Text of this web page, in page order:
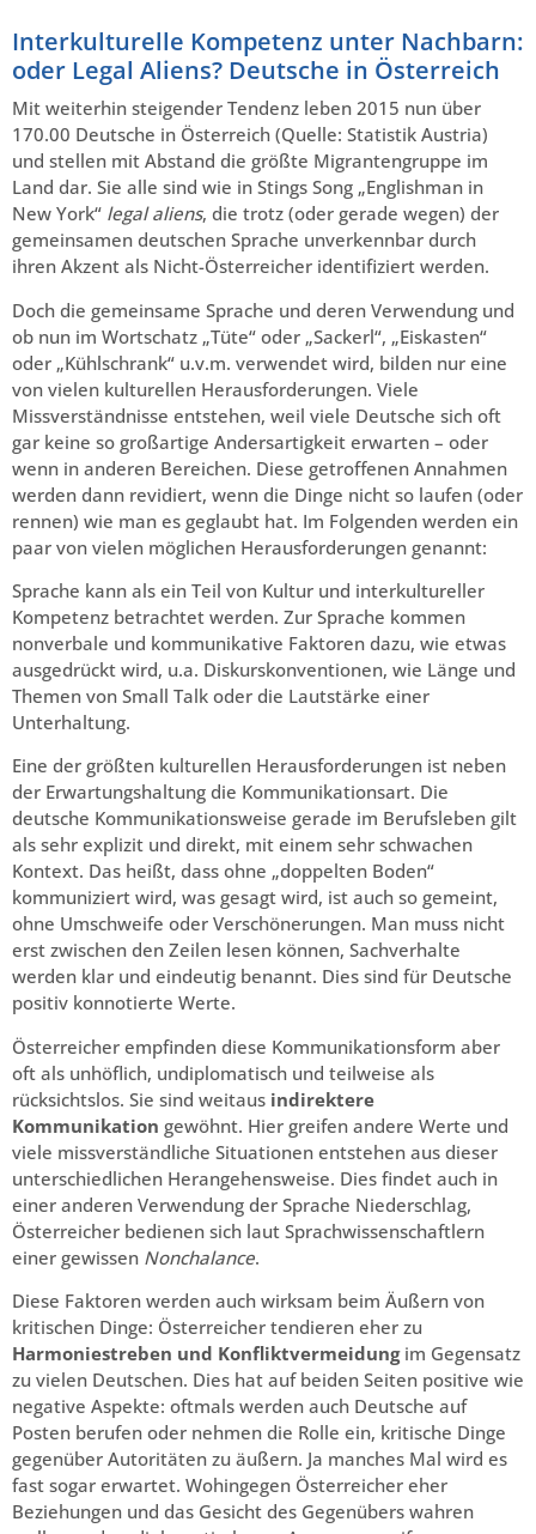
Interkulturelle Kompetenz unter Nachbarn:
oder Legal Aliens? Deutsche in Österreich
Mit weiterhin steigender Tendenz leben 2015 nun über
170.00 Deutsche in Österreich (Quelle: Statistik Austria)
und stellen mit Abstand die größte Migrantengruppe im
Land dar. Sie alle sind wie in Stings Song „Englishman in
New York“ legal aliens, die trotz (oder gerade wegen) der
gemeinsamen deutschen Sprache unverkennbar durch
ihren Akzent als Nicht-Österreicher identifiziert werden.
Doch die gemeinsame Sprache und deren Verwendung und
ob nun im Wortschatz „Tüte“ oder „Sackerl“, „Eiskasten“
oder „Kühlschrank“ u.v.m. verwendet wird, bilden nur eine
von vielen kulturellen Herausforderungen. Viele
Missverständnisse entstehen, weil viele Deutsche sich oft
gar keine so großartige Andersartigkeit erwarten – oder
wenn in anderen Bereichen. Diese getroffenen Annahmen
werden dann revidiert, wenn die Dinge nicht so laufen (oder
rennen) wie man es geglaubt hat. Im Folgenden werden ein
paar von vielen möglichen Herausforderungen genannt:
Sprache kann als ein Teil von Kultur und interkultureller
Kompetenz betrachtet werden. Zur Sprache kommen
nonverbale und kommunikative Faktoren dazu, wie etwas
ausgedrückt wird, u.a. Diskurskonventionen, wie Länge und
Themen von Small Talk oder die Lautstärke einer
Unterhaltung.
Eine der größten kulturellen Herausforderungen ist neben
der Erwartungshaltung die Kommunikationsart. Die
deutsche Kommunikationsweise gerade im Berufsleben gilt
als sehr explizit und direkt, mit einem sehr schwachen
Kontext. Das heißt, dass ohne „doppelten Boden“
kommuniziert wird, was gesagt wird, ist auch so gemeint,
ohne Umschweife oder Verschönerungen. Man muss nicht
erst zwischen den Zeilen lesen können, Sachverhalte
werden klar und eindeutig benannt. Dies sind für Deutsche
positiv konnotierte Werte.
Österreicher empfinden diese Kommunikationsform aber
oft als unhöflich, undiplomatisch und teilweise als
rücksichtslos. Sie sind weitaus indirektere
Kommunikation gewöhnt. Hier greifen andere Werte und
viele missverständliche Situationen entstehen aus dieser
unterschiedlichen Herangehensweise. Dies findet auch in
einer anderen Verwendung der Sprache Niederschlag,
Österreicher bedienen sich laut Sprachwissenschaftlern
einer gewissen Nonchalance.
Diese Faktoren werden auch wirksam beim Äußern von
kritischen Dinge: Österreicher tendieren eher zu
Harmoniestreben und Konfliktvermeidungim Gegensatz
zu vielen Deutschen. Dies hat auf beiden Seiten positive wie
negative Aspekte: oftmals werden auch Deutsche auf
Posten berufen oder nehmen die Rolle ein, kritische Dinge
gegenüber Autoritäten zu äußern. Ja manches Mal wird es
fast sogar erwartet. Wohingegen Österreicher eher
Beziehungen und das Gesicht des Gegenübers wahren